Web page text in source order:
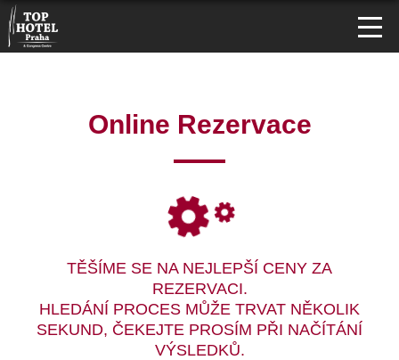
Online Rezervace
TĚŠÍME SE NA NEJLEPŠÍ CENY ZA
REZERVACI.
HLEDÁNÍ PROCES MŮŽE TRVAT NĚKOLIK
SEKUND, ČEKEJTE PROSÍM PŘI NAČÍTÁNÍ
VÝSLEDKŮ.